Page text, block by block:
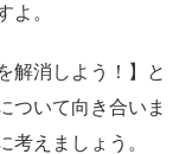
よ。
解消しよう！】と
ついて向き合いま
考えましょう。